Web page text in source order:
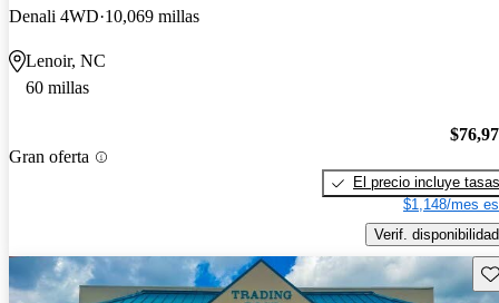
Denali 4WD 10,069 millas
Lenoir, NC
60 millas
Gran oferta
El precio incluye tasas
$1,148/mes
Verif. disponibilidad